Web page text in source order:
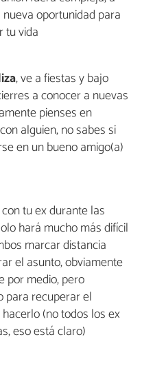
oportunidad para
tu vida
, ve a fiestas y bajo
a conocer a nuevas
pienses en
alguien, no sabes si
en un bueno amigo(a)
tu ex durante las
hará mucho más difícil
marcar distancia
el asunto, obviamente
por medio, pero
para recuperar el
(no todos los ex
eso está claro)